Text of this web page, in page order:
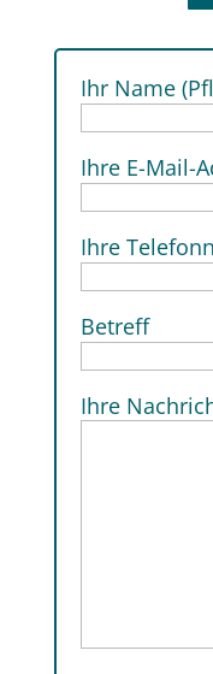
Ihr Name
Ihre E-Mail-
Ihre
Betreff
Ihre